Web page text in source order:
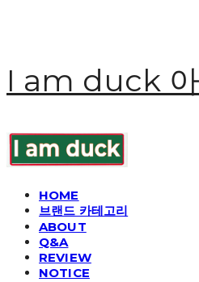
I am duck
HOME
브랜드 카테고리
ABOUT
Q&A
REVIEW
NOTICE